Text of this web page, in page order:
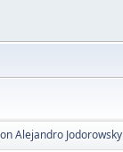
Alejandro Jodorowsky